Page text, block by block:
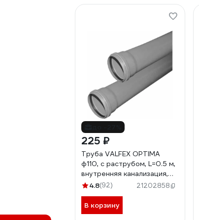
225 ₽
Труба VALFEX OPTIMA
ф110, с раструбом, L=0.5 м,
внутренняя канализация,
толщина стенки 2.2
4.8(92) 21202858
В корзину